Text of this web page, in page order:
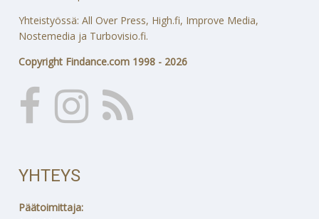
Yhteistyössä: All Over Press, High.fi, Improve Media,
Nostemedia ja Turbovisio.fi.
Copyright Findance.com 1998 - 2026
YHTEYS
Päätoimittaja: